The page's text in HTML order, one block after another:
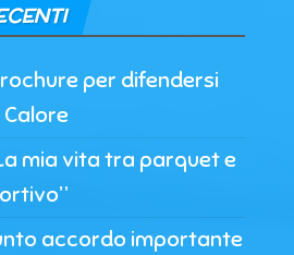
per difendersi
mia vita tra parquet e
accordo importante